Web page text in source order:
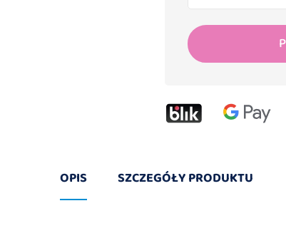
OPIS SZCZEGÓŁY PRODUKTU